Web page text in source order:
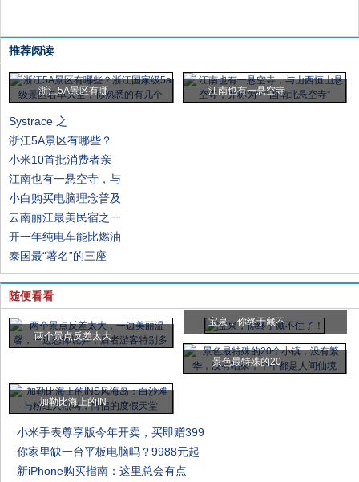
推荐阅读
浙江5A景区有哪 江南也有一悬空寺
Systrace 之
浙江5A景区有哪些？
小米10首批消费者亲
江南也有一悬空寺，与
小白购买电脑理念普及
云南丽江最美民宿之一
开一年纯电车能比燃油
泰国最“著名”的三座
随便看看
两个景点反差太大
宝泉，你终于藏不
景色最特殊的20
加勒比海上的IN
小米手表尊享版今年开卖，买即赠399
你家里缺一台平板电脑吗？9988元起
新iPhone购买指南：这里总会有点